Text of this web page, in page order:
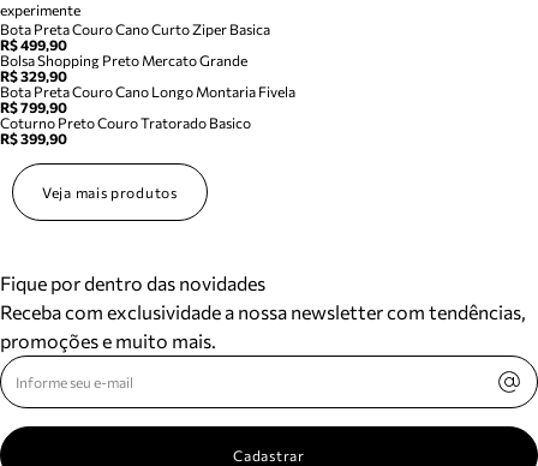
experimente
Bota Preta Couro Cano Curto Ziper Basica
R$ 499,90
Bolsa Shopping Preto Mercato Grande
R$ 329,90
Bota Preta Couro Cano Longo Montaria Fivela
R$ 799,90
Coturno Preto Couro Tratorado Basico
R$ 399,90
Veja mais produtos
Fique por dentro das novidades
Receba com exclusividade a nossa newsletter com tendências,
promoções e muito mais.
Cadastrar